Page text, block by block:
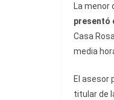
La menor
presentó
Casa
media
El asesor
titular de